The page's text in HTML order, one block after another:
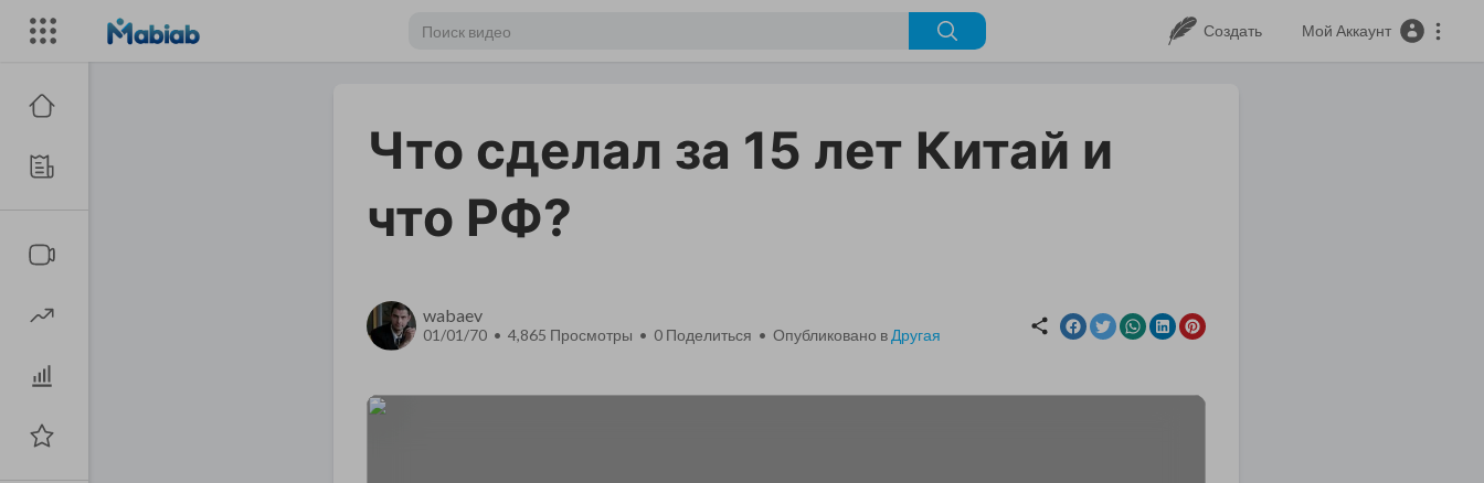
Создать Мой Аккаунт
Что сделал за 15 лет Китай и
что РФ?
wabaev
01/01/70 • 4,865 Просмотры • 0 Поделиться • Опубликовано в Другая